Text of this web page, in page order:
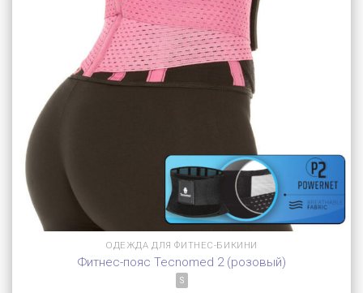
ОДЕЖДА ДЛЯ ФИТНЕС-БИКИНИ
Фитнес-пояс Tecnomed 2 (розовый)
S